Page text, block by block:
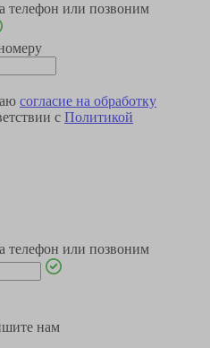
телефон или позвоним
согласие на обработку
с Политикой
телефон или позвоним
нам